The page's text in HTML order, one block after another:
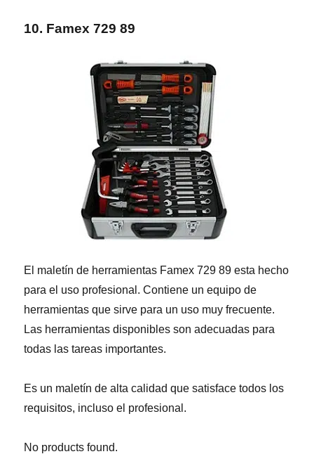
10. Famex 729 89
El maletín de herramientas Famex 729 89 esta hecho
para el uso profesional. Contiene un equipo de
herramientas que sirve para un uso muy frecuente.
Las herramientas disponibles son adecuadas para
todas las tareas importantes.
Es un maletín de alta calidad que satisface todos los
requisitos, incluso el profesional.
No products found.